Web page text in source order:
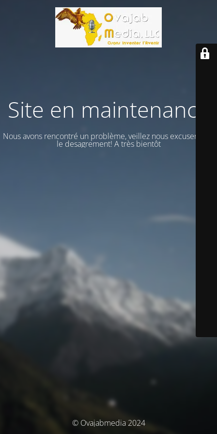
Site en maintenance
Nous avons rencontré un problème, veillez nous excuser vour
le desagrement! A très bientôt
© Ovajabmedia 2024